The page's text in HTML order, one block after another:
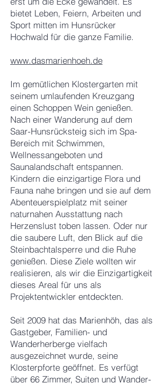
bietet Leben, Feiern, Arbeiten und
Sport mitten im Hunsrücker
Hochwald für die ganze Familie.
www.dasmarienhoeh.de
Im gemütlichen Klostergarten mit
seinem umlaufenden Kreuzgang
einen Schoppen Wein genießen.
Nach einer Wanderung auf dem
Saar-Hunsrücksteig sich im Spa-
Bereich mit Schwimmen,
Wellnessangeboten und
Saunalandschaft entspannen.
Kindern die einzigartige Flora und
Fauna nahe bringen und sie auf dem
Abenteuerspielplatz mit seiner
naturnahen Ausstattung nach
Herzenslust toben lassen. Oder nur
die saubere Luft, den Blick auf die
Steinbachtalsperre und die Ruhe
genießen. Diese Ziele wollten wir
realisieren, als wir die Einzigartigkeit
dieses Areal für uns als
Projektentwickler entdeckten.
Seit 2009 hat das Marienhöh, das als
Gastgeber, Familien- und
Wanderherberge vielfach
ausgezeichnet wurde, seine
Klosterpforte geöffnet. Es verfügt
über 66 Zimmer, Suiten und Wander-